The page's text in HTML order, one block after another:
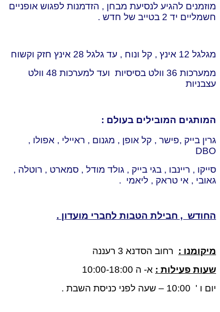
מוזמנים להגיע לנסיעת מבחן , הזדמנות לפגוש אופניים
חשמליים יד 2 בטייב של חדש .
מגלגל 12 אינץ , קל ונוח , עד גלגל 28 אינץ חזק וקשוח
ממערכות 36 וולט בסיסיות ועד למערכות 48 וולט
עצבניות
המותגים המובילים בעולם :
גרין בייק ,פישר , קל אופן , מגנום , ראיילי , אפולו ,
DBO
סייקו , ריינבו , בגי בייק , גולד מודל , סמארט , רוטלה ,
גאובי , אי טראק , ליאמי .
החודש , חבילת הטבות לחברי מועדון .
מיקומנו : רחוב הסדנא 3 רעננה
שעות פעילות : א- ה 10:00-18:00
יום ו ' 10:00 – שעה לפני כניסת השבת .